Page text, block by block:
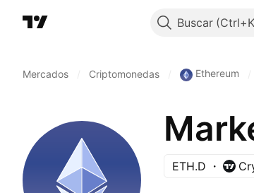
Buscar
Mercados Criptomonedas Ethereum
ETH.D